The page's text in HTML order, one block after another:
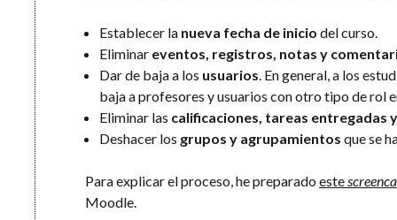
Establecer la nueva fecha de inicio del curso.
Eliminar eventos, registros, notas y
Dar de baja a los usuarios. En general, a los
baja a profesores y usuarios con otro tipo de rol
Eliminar las calificaciones, tareas entregadas
Deshacer los grupos y agrupamientos que se
Para explicar el proceso, he preparado este
Moodle.